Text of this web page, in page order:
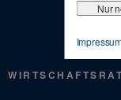
Nur
WIRTSCHAFTSRAT